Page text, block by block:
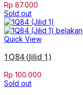
Rp 87.000
Sold out
Quick View
1Q84 (Jilid 1)
Rp 100.000
Sold out